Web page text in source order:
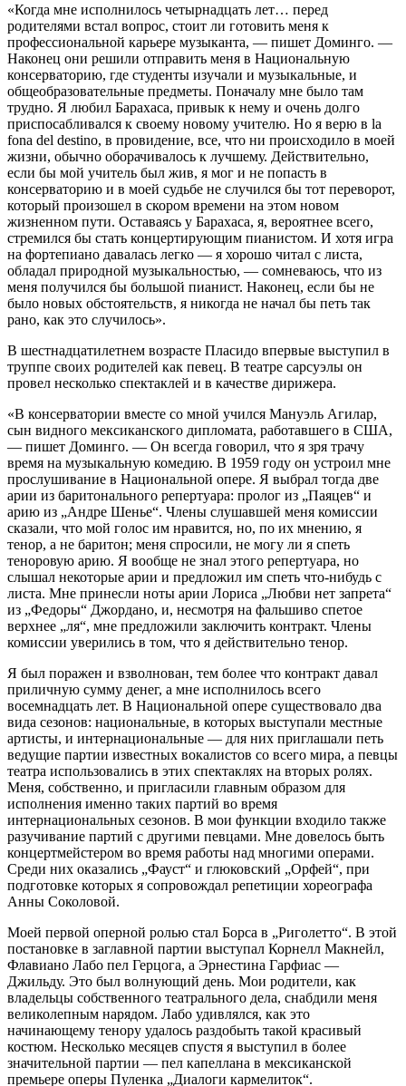
«Когда мне исполнилось четырнадцать лет… перед
родителями встал вопрос, стоит ли готовить меня к
профессиональной карьере музыканта, — пишет Доминго. —
Наконец они решили отправить меня в Национальную
консерваторию, где студенты изучали и музыкальные, и
общеобразовательные предметы. Поначалу мне было там
трудно. Я любил Барахаса, привык к нему и очень долго
приспосабливался к своему новому учителю. Но я верю в la
fona del destino, в провидение, все, что ни происходило в моей
жизни, обычно оборачивалось к лучшему. Действительно,
если бы мой учитель был жив, я мог и не попасть в
консерваторию и в моей судьбе не случился бы тот переворот,
который произошел в скором времени на этом новом
жизненном пути. Оставаясь у Барахаса, я, вероятнее всего,
стремился бы стать концертирующим пианистом. И хотя игра
на фортепиано давалась легко — я хорошо читал с листа,
обладал природной музыкальностью, — сомневаюсь, что из
меня получился бы большой пианист. Наконец, если бы не
было новых обстоятельств, я никогда не начал бы петь так
рано, как это случилось».
В шестнадцатилетнем возрасте Пласидо впервые выступил в
труппе своих родителей как певец. В театре сарсуэлы он
провел несколько спектаклей и в качестве дирижера.
«В консерватории вместе со мной учился Мануэль Агилар,
сын видного мексиканского дипломата, работавшего в США,
— пишет Доминго. — Он всегда говорил, что я зря трачу
время на музыкальную комедию. В 1959 году он устроил мне
прослушивание в Национальной опере. Я выбрал тогда две
арии из баритонального репертуара: пролог из „Паяцев“ и
арию из „Андре Шенье“. Члены слушавшей меня комиссии
сказали, что мой голос им нравится, но, по их мнению, я
тенор, а не баритон; меня спросили, не могу ли я спеть
теноровую арию. Я вообще не знал этого репертуара, но
слышал некоторые арии и предложил им спеть что-нибудь с
листа. Мне принесли ноты арии Лориса „Любви нет запрета“
из „Федоры“ Джордано, и, несмотря на фальшиво спетое
верхнее „ля“, мне предложили заключить контракт. Члены
комиссии уверились в том, что я действительно тенор.
Я был поражен и взволнован, тем более что контракт давал
приличную сумму денег, а мне исполнилось всего
восемнадцать лет. В Национальной опере существовало два
вида сезонов: национальные, в которых выступали местные
артисты, и интернациональные — для них приглашали петь
ведущие партии известных вокалистов со всего мира, а певцы
театра использовались в этих спектаклях на вторых ролях.
Меня, собственно, и пригласили главным образом для
исполнения именно таких партий во время
интернациональных сезонов. В мои функции входило также
разучивание партий с другими певцами. Мне довелось быть
концертмейстером во время работы над многими операми.
Среди них оказались „Фауст“ и глюковский „Орфей“, при
подготовке которых я сопровождал репетиции хореографа
Анны Соколовой.
Моей первой оперной ролью стал Борса в „Риголетто“. В этой
постановке в заглавной партии выступал Корнелл Макнейл,
Флавиано Лабо пел Герцога, а Эрнестина Гарфиас —
Джильду. Это был волнующий день. Мои родители, как
владельцы собственного театрального дела, снабдили меня
великолепным нарядом. Лабо удивлялся, как это
начинающему тенору удалось раздобыть такой красивый
костюм. Несколько месяцев спустя я выступил в более
значительной партии — пел капеллана в мексиканской
премьере оперы Пуленка „Диалоги кармелиток“.